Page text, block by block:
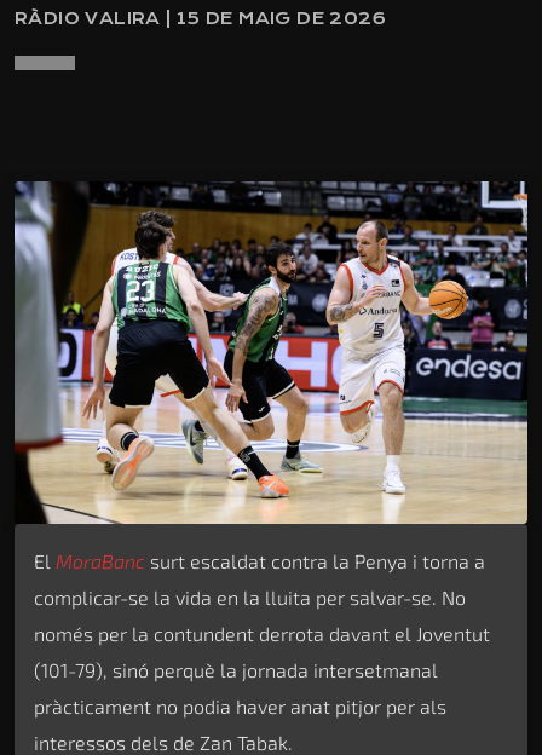
RÀDIO VALIRA | 15 DE MAIG DE 2026
El MoraBanc surt escaldat contra la Penya i torna a
complicar-se la vida en la lluita per salvar-se. No
només per la contundent derrota davant el Joventut
(101-79), sinó perquè la jornada intersetmanal
pràcticament no podia haver anat pitjor per als
interessos dels de Zan Tabak.